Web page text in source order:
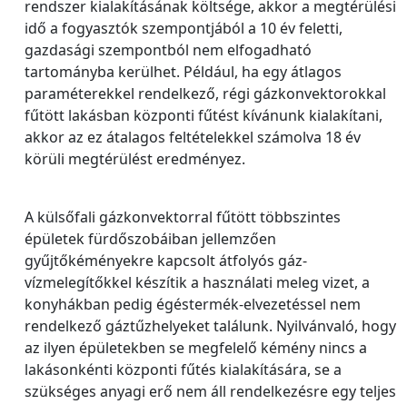
rendszer kialakításának költsége, akkor a megtérülési
idő a fogyasztók szempontjából a 10 év feletti,
gazdasági szempontból nem elfogadható
tartományba kerülhet. Például, ha egy átlagos
paraméterekkel rendelkező, régi gázkonvektorokkal
fűtött lakásban központi fűtést kívánunk kialakítani,
akkor az ez átalagos feltételekkel számolva 18 év
körüli megtérülést eredményez.
A külsőfali gázkonvektorral fűtött többszintes
épületek fürdőszobáiban jellemzően
gyűjtőkéményekre kapcsolt átfolyós gáz-
vízmelegítőkkel készítik a használati meleg vizet, a
konyhákban pedig égéstermék-elvezetéssel nem
rendelkező gáztűzhelyeket találunk. Nyilvánvaló, hogy
az ilyen épületekben se megfelelő kémény nincs a
lakásonkénti központi fűtés kialakítására, se a
szükséges anyagi erő nem áll rendelkezésre egy teljes